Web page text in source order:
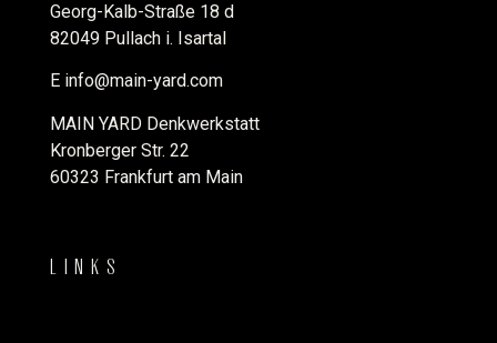
Georg-Kalb-Straße 18 d
82049 Pullach i. Isartal
E info@main-yard.com
MAIN YARD Denkwerkstatt
Kronberger Str. 22
60323 Frankfurt am Main
LINKS